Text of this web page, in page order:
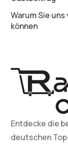
Warum Sie
können
Entdecke die
deutschen